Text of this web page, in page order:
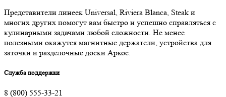
Представители линеек Universal, Riviera Blanca, Steak и
многих других помогут вам быстро и успешно справляться с
кулинарными задачами любой сложности. Не менее
полезными окажутся магнитные держатели, устройства для
заточки и разделочные доски Аркос.
Служба поддержки
8 (800) 555-33-21